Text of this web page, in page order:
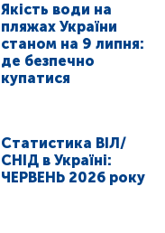
Якість води на
пляжах України
станом на 9 липня:
де безпечно
купатися
Статистика ВІЛ/
СНІД в Україні:
ЧЕРВЕНЬ 2026 року